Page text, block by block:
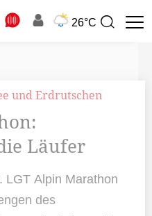
26°C
Suchbegriff
und Erdrutschen
Läufer
LGT Alpin Marathon
des